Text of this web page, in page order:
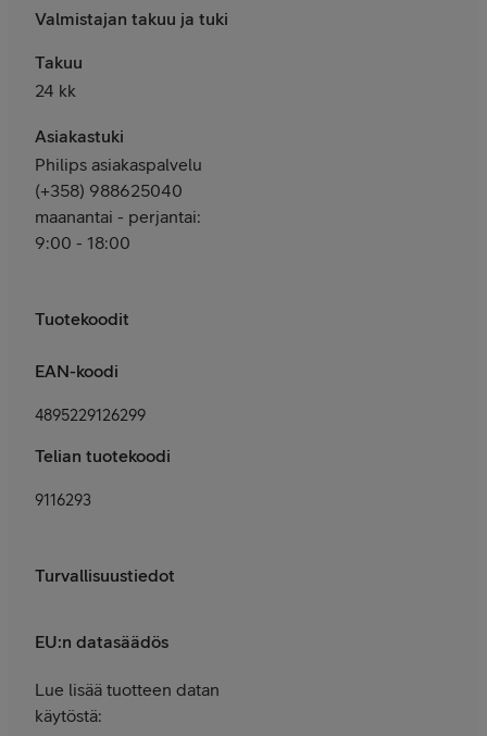
Valmistajan takuu ja tuki
Takuu
24 kk
Asiakastuki
Philips asiakaspalvelu
(+358) 988625040
maanantai - perjantai:
9:00 - 18:00
Tuotekoodit
EAN-koodi
4895229126299
Telian tuotekoodi
9116293
Turvallisuustiedot
EU:n datasäädös
Lue lisää tuotteen datan
käytöstä: